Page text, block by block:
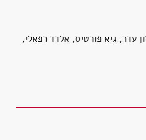
עדר, גיא פורטיס, אלדד רפאלי,